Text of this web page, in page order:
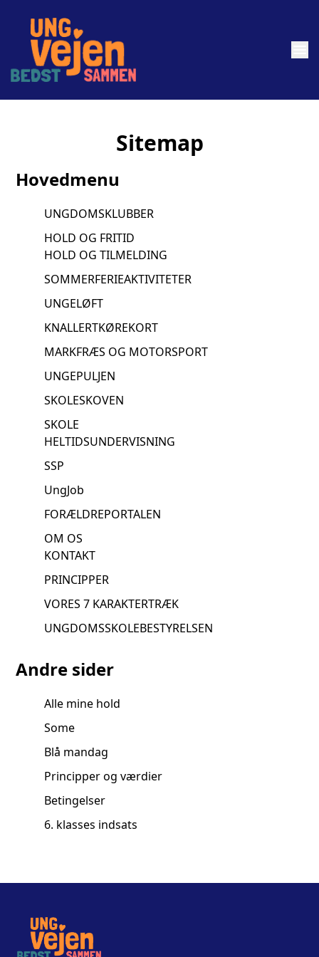
Sitemap
Hovedmenu
UNGDOMSKLUBBER
HOLD OG FRITID
HOLD OG TILMELDING
SOMMERFERIEAKTIVITETER
UNGELØFT
KNALLERTKØREKORT
MARKFRÆS OG MOTORSPORT
UNGEPULJEN
SKOLESKOVEN
SKOLE
HELTIDSUNDERVISNING
SSP
UngJob
FORÆLDREPORTALEN
OM OS
KONTAKT
PRINCIPPER
VORES 7 KARAKTERTRÆK
UNGDOMSSKOLEBESTYRELSEN
Andre sider
Alle mine hold
Some
Blå mandag
Principper og værdier
Betingelser
6. klasses indsats